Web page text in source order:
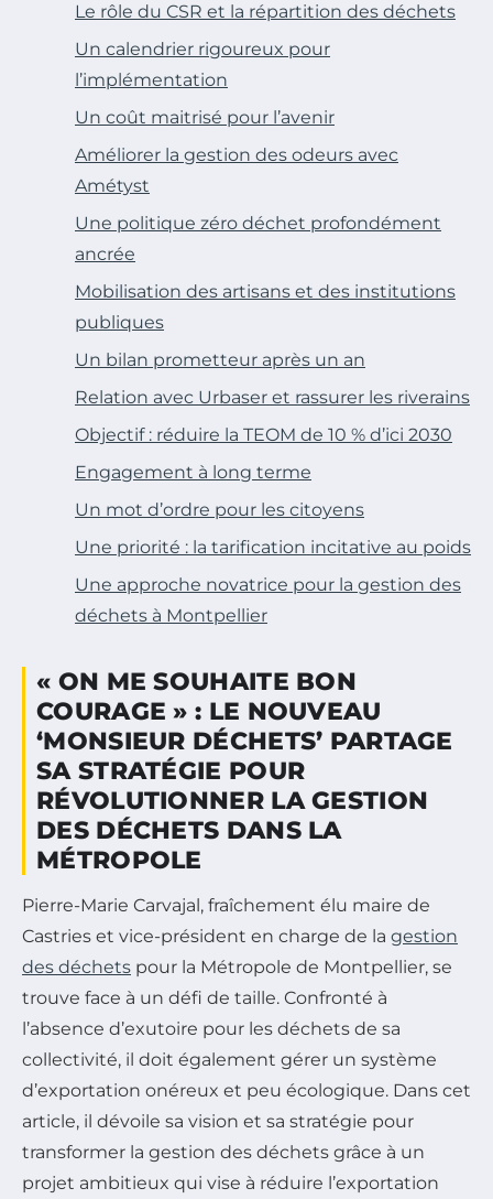
Le rôle du CSR et la répartition des déchets
Un calendrier rigoureux pour
l’implémentation
Un coût maitrisé pour l’avenir
Améliorer la gestion des odeurs avec
Amétyst
Une politique zéro déchet profondément
ancrée
Mobilisation des artisans et des institutions
publiques
Un bilan prometteur après un an
Relation avec Urbaser et rassurer les riverains
Objectif : réduire la TEOM de 10 % d’ici 2030
Engagement à long terme
Un mot d’ordre pour les citoyens
Une priorité : la tarification incitative au poids
Une approche novatrice pour la gestion des
déchets à Montpellier
« ON ME SOUHAITE BON
COURAGE » : LE NOUVEAU
‘MONSIEUR DÉCHETS’ PARTAGE
SA STRATÉGIE POUR
RÉVOLUTIONNER LA GESTION
DES DÉCHETS DANS LA
MÉTROPOLE
Pierre-Marie Carvajal, fraîchement élu maire de
Castries et vice-président en charge de la gestion
des déchets pour la Métropole de Montpellier, se
trouve face à un défi de taille. Confronté à
l’absence d’exutoire pour les déchets de sa
collectivité, il doit également gérer un système
d’exportation onéreux et peu écologique. Dans cet
article, il dévoile sa vision et sa stratégie pour
transformer la gestion des déchets grâce à un
projet ambitieux qui vise à réduire l’exportation